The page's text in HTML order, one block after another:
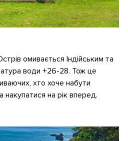
омивається Індійським та
води +26-28. Тож це
хто хоче набути
на рік вперед.